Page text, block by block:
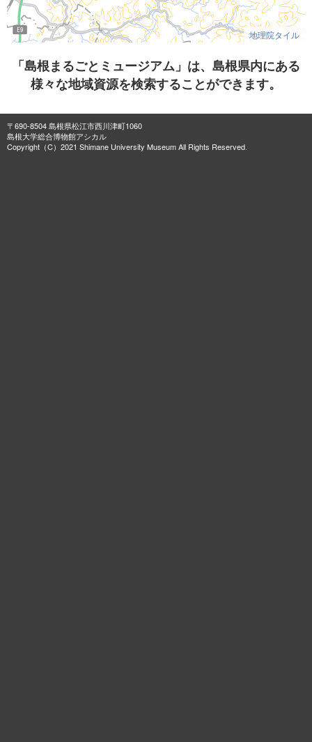
地理院タイル
「島根まるごとミュージアム」は、島根県内にある
様々な地域資源を検索することができます。
〒690-8504 島根県松江市西川津町1060
島根大学総合博物館アシカル
Copyright（C）2021 Shimane University Museum All Rights Reserved.